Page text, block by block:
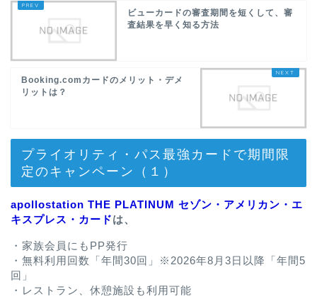
ビューカードの審査期間を短くして、審
査結果を早く知る方法
Booking.comカードのメリット・デメ
リットは？
プライオリティ・パス最強カードで期間限
定のキャンペーン（１）
apollostation THE PLATINUM セゾン・アメリカン・エ
キスプレス・カードは、
・家族会員にもPP発行
・無料利用回数「年間30回」※2026年8月3日以降「年間5
回」
・レストラン、休憩施設も利用可能